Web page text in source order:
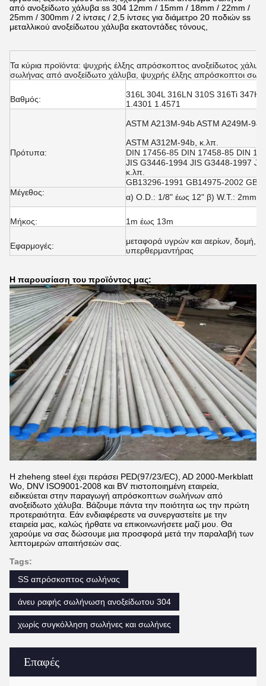
Επαφές
από ανοξείδωτο χάλυβα ss 304 12mm / 15mm / 18mm / 22mm /
25mm / 300mm / 2 ίντσες / 2,5 ίντσες για διάμετρο 20 ποδιών ss
μεταλλικού ανοξείδωτου χάλυβα εκατοντάδες τόνους,
Τα κύρια προϊόντα: ψυχρής έλξης απρόσκοπτος ανοξείδωτος
σωλήνας από ανοξείδωτο χάλυβα, ψυχρής έλξης απρόσκοπτοι
Βαθμός:
316L 304L 316LN 310S 316Ti 347H
1.4301 1.4571
Πρότυπα:
ASTM A213M-94b ASTM A249M-
ASTM A312M-94b, κ.λπ.
DIN 17456-85 DIN 17458-85 DIN
JIS G3446-1994 JIS G3448-1997
κ.λπ.
GB13296-1991 GB14975-2002
Μέγεθος:
α) O.D.: 1/8" έως 12" β) W.T.: 2mm
Μήκος: 1m έως 13m
Εφαρμογές:
μεταφορά υγρών και αερίων, δομή,
υπερθερμαντήρας
Η παρουσίαση του προϊόντος μας:
Η zheheng steel έχει περάσει PED(97/23/EC), AD 2000-Merkblatt
Wo, DNV ISO9001-2008 και BV πιστοποιημένη εταιρεία,
ειδικεύεται στην παραγωγή απρόσκοπτων σωλήνων από
ανοξείδωτο χάλυβα. Βάζουμε πάντα την ποιότητα ως την πρώτη
προτεραιότητα. Εάν ενδιαφέρεστε να συνεργαστείτε με την
εταιρεία μας, καλώς ήρθατε να επικοινωνήσετε μαζί μου. Θα
χαρούμε να σας δώσουμε μια προσφορά μετά την παραλαβή των
λεπτομερών απαιτήσεών σας.
Tags:
SS απρόσκοπτος σωλήνας
άνευ ραφής σωλήνωση ανοξείδωτου 304
χωρίς συγκόλληση σωλήνες και σωλήνες